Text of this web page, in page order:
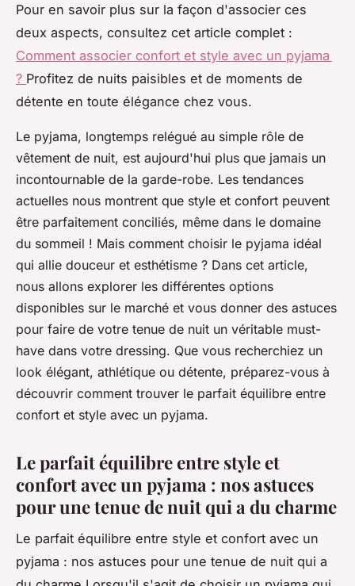
Pour en savoir plus sur la façon d'associer ces
deux aspects, consultez cet article complet :
Comment associer confort et style avec un pyjama
? Profitez de nuits paisibles et de moments de
détente en toute élégance chez vous.
Le pyjama, longtemps relégué au simple rôle de
vêtement de nuit, est aujourd'hui plus que jamais un
incontournable de la garde-robe. Les tendances
actuelles nous montrent que style et confort peuvent
être parfaitement conciliés, même dans le domaine
du sommeil ! Mais comment choisir le pyjama idéal
qui allie douceur et esthétisme ? Dans cet article,
nous allons explorer les différentes options
disponibles sur le marché et vous donner des astuces
pour faire de votre tenue de nuit un véritable must-
have dans votre dressing. Que vous recherchiez un
look élégant, athlétique ou détente, préparez-vous à
découvrir comment trouver le parfait équilibre entre
confort et style avec un pyjama.
Le parfait équilibre entre style et
confort avec un pyjama : nos astuces
pour une tenue de nuit qui a du charme
Le parfait équilibre entre style et confort avec un
pyjama : nos astuces pour une tenue de nuit qui a